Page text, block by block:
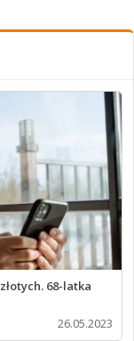
68-latka
26.05.2023